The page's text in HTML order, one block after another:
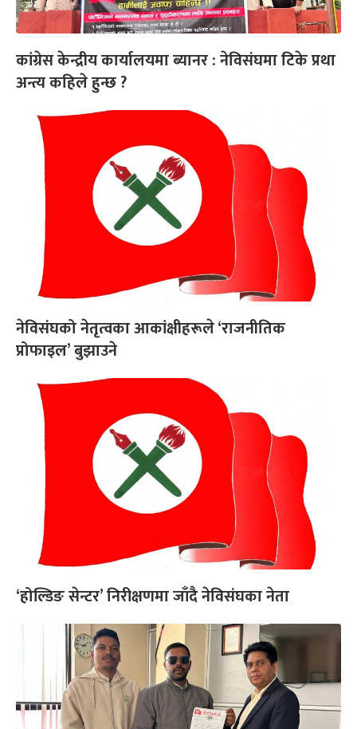
कांग्रेस केन्द्रीय कार्यालयमा ब्यानर : नेविसंघमा टिके प्रथा
अन्त्य कहिले हुन्छ ?
नेविसंघको नेतृत्वका आकांक्षीहरूले ‘राजनीतिक
प्रोफाइल’ बुझाउने
‘होल्डिङ सेन्टर’ निरीक्षणमा जाँदै नेविसंघका नेता